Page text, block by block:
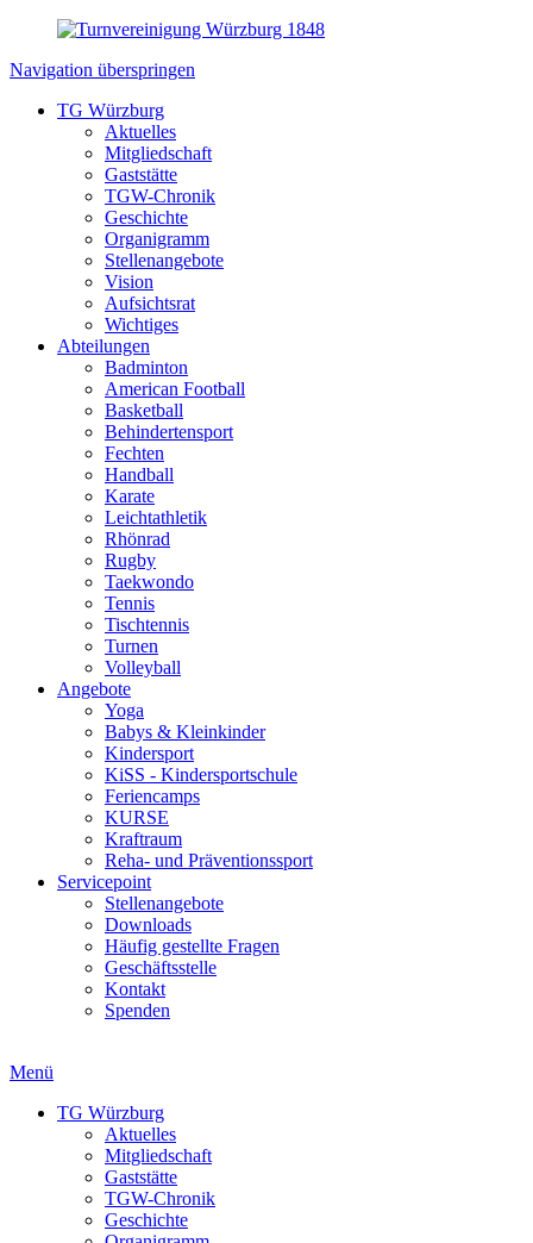
Navigation überspringen
TG Würzburg
Aktuelles
Mitgliedschaft
Gaststätte
TGW-Chronik
Geschichte
Organigramm
Stellenangebote
Vision
Aufsichtsrat
Wichtiges
Abteilungen
Badminton
American Football
Basketball
Behindertensport
Fechten
Handball
Karate
Leichtathletik
Rhönrad
Rugby
Taekwondo
Tennis
Tischtennis
Turnen
Volleyball
Angebote
Yoga
Babys & Kleinkinder
Kindersport
KiSS - Kindersportschule
Feriencamps
KURSE
Kraftraum
Reha- und Präventionssport
Servicepoint
Stellenangebote
Downloads
Häufig gestellte Fragen
Geschäftsstelle
Kontakt
Spenden
Menü
TG Würzburg
Aktuelles
Mitgliedschaft
Gaststätte
TGW-Chronik
Geschichte